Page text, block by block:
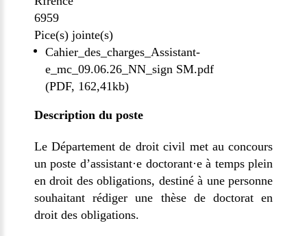
6959
Pice(s) jointe(s)
Cahier_des_charges_Assistant-
e_mc_09.06.26_NN_sign SM.pdf
(PDF, 162,41kb)
Description du poste
Le Département de droit civil met au concours
un poste d’assistant·e doctorant·e à temps plein
en droit des obligations, destiné à une personne
souhaitant rédiger une thèse de doctorat en
droit des obligations.